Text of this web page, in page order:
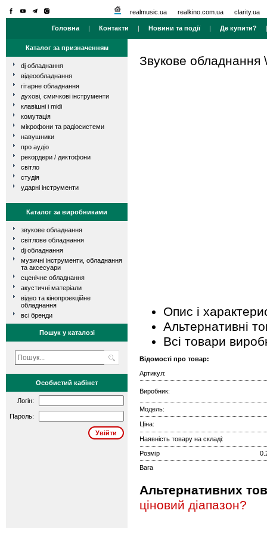
realmusic.ua realkino.com.ua clarity.ua
Головна | Контакти | Новини та події| Де купити?
Каталог за призначенням
dj обладнання
відеообладнання
гітарне обладнання
духові, смичкові інструменти
клавішні і midi
комутація
мікрофони та радіосистеми
навушники
про аудіо
рекордери / диктофони
світло
студія
ударні інструменти
Каталог за виробниками
звукове обладнання
світлове обладнання
dj обладнання
музичні інструменти, обладнання
та аксесуари
сценічне обладнання
акустичні матеріали
відео та кінопроекційне
обладнання
всі бренди
Пошук у каталозі
Особистий кабінет
Логін:
Пароль:
Звукове обладнання
Опис і
Альтернативні
Всі товари
Відомості про товар:
Артикул:
Виробник:
Модель:
Ціна:
Наявність товару на складі:
Розмір
Вага
Альтернативних
ціновий діапазон?